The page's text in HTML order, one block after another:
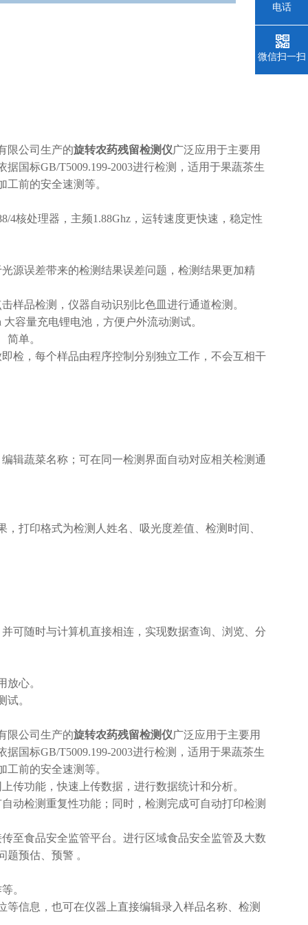
限公司生产的旋转农药残留检测仪广泛应用于主要用
国标GB/T5009.199-2003进行检测，适用于果蔬茶生
工前的安全速测等。
4核处理器，主频1.88Ghz，运转速度更快速，稳定性
源误差带来的检测结果误差问题，检测结果更加精
样品检测，仪器自动识别比色皿进行通道检测。
容量充电锂电池，方便户外流动测试。
单。
检，每个样品由程序控制分别独立工作，不会互相干
辑蔬菜名称；可在同一检测界面自动对应相关检测通
打印格式为检测人姓名、吸光度差值、检测时间、
可随时与计算机直接相连，实现数据查询、浏览、分
心。
。
限公司生产的旋转农药残留检测仪广泛应用于主要用
国标GB/T5009.199-2003进行检测，适用于果蔬茶生
前的安全速测等。
传功能，快速上传数据，进行数据统计和分析。
动检测重复性功能；同时，检测完成可自动打印检测
至食品安全监管平台。进行区域食品安全监管及大数
预估、预警 。
。
信息，也可在仪器上直接编辑录入样品名称、检测
电话
微信扫一扫